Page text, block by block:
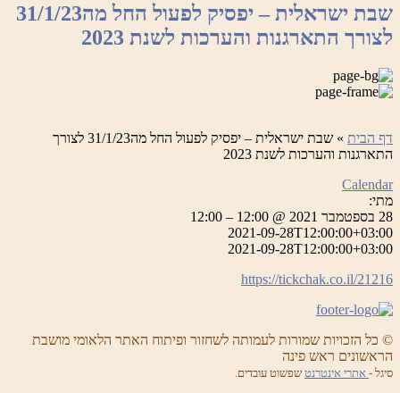
שבת ישראלית – יפסיק לפעול החל מה31/1/23
לצורך התארגנות והערכות לשנת 2023
דף הבית »
שבת ישראלית – יפסיק לפעול החל מה31/1/23 לצורך
התארגנות והערכות לשנת 2023
Calendar
מתי:
28 בספטמבר 2021 @ 12:00 – 12:00
2021-09-28T12:00:00+03:00
2021-09-28T12:00:00+03:00
https://tickchak.co.il/21216
© כל הזכויות שמורות לעמותה לשחזור ופיתוח האתר הלאומי מושבת
הראשונים ראש פינה
סיגל - אתרי אינטרנט שפשוט עובדים.